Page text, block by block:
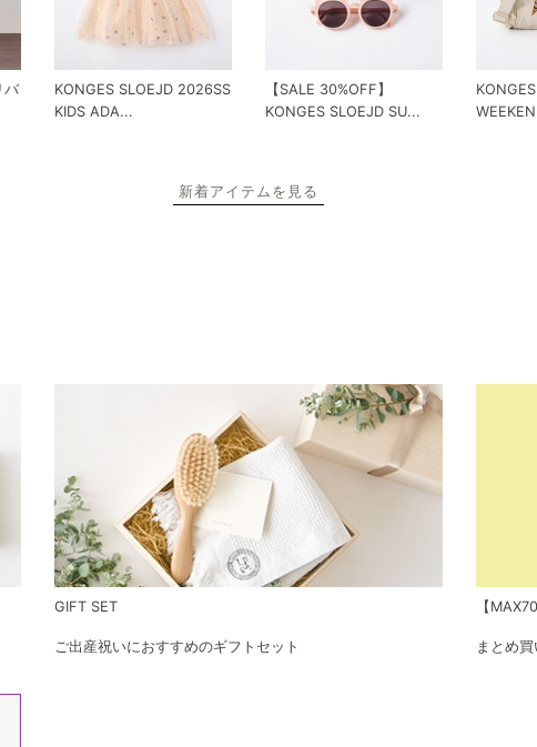
バ
KONGES SLOEJD 2026SS
KIDS ADA...
【SALE 30%OFF】
KONGES SLOEJD SU...
新着アイテムを見る
GIFT SET
ご出産祝いにおすすめのギフトセット
【
まとめ